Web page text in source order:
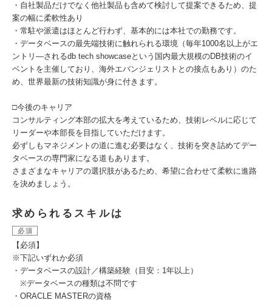
・自社製品だけでなく他社製品も含めて検討して提案できるため、提
案の幅に柔軟性あり
・常駐や派遣はほとんど行わず、基本的には本社での勤務です。
・データベースの最先端技術に触れられる環境（毎年1000名以上がエ
ントリ―されるdb tech showcaseという国内最大規模のDB技術のイ
ベントを主催しており、海外エバンジェリストとの接点もあり）のた
め、世界最新の技術知識が身に付きます。
□今後のキャリア
コンサルティング本部の拡大を考えているため、技術レベルに応じて
リーダーや本部長を目指していただけます。
必ずしもマネジメントの道に進む必要はなく、技術を突き詰めてデー
タベースの専門家になる道もあります。
さまざまなキャリアの選択肢があるため、希望に合わせて柔軟に進路
を決めましょう。
求められるスキルは
必須
【必須】
※下記いずれか必須
・データベースの設計／構築経験（目安：1年以上）
※データベースの種類は不問です
・ORACLE MASTERの資格